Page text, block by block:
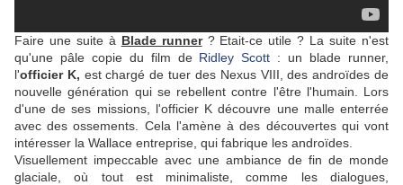
Faire une suite à Blade runner? Etait-ce utile ? La suite n'est
qu'une pâle copie du film de Ridley Scott : un blade runner,
l'officier K, est chargé de tuer des Nexus VIII, des androïdes de
nouvelle génération qui se rebellent contre l'être l'humain. Lors
d'une de ses missions, l'officier K découvre une malle enterrée
avec des ossements. Cela l'amène à des découvertes qui vont
intéresser la Wallace entreprise, qui fabrique les androïdes.
Visuellement impeccable avec une ambiance de fin de monde
glaciale, où tout est minimaliste, comme les dialogues,